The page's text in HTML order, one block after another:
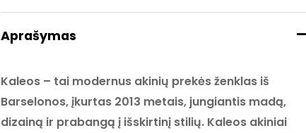
Aprašymas
Kaleos – tai modernus akinių prekės ženklas iš
Barselonos, įkurtas 2013 metais, jungiantis madą,
dizainą ir prabangą į išskirtinį stilių. Kaleos akiniai